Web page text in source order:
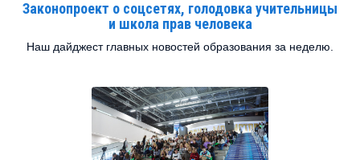
Законопроект о соцсетях, голодовка учительницы
и школа прав человека
Наш дайджест главных новостей образования за неделю.